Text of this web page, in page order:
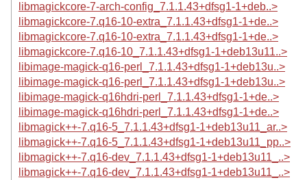
libmagickcore-7-arch-config_7.1.1.43+dfsg1-1+deb..>
libmagickcore-7.q16-10-extra_7.1.1.43+dfsg1-1+de..>
libmagickcore-7.q16-10-extra_7.1.1.43+dfsg1-1+de..>
libmagickcore-7.q16-10_7.1.1.43+dfsg1-1+deb13u11..>
libimage-magick-q16-perl_7.1.1.43+dfsg1-1+deb13u..>
libimage-magick-q16-perl_7.1.1.43+dfsg1-1+deb13u..>
libimage-magick-q16hdri-perl_7.1.1.43+dfsg1-1+de..>
libimage-magick-q16hdri-perl_7.1.1.43+dfsg1-1+de..>
libmagick++-7.q16-5_7.1.1.43+dfsg1-1+deb13u11_ar..>
libmagick++-7.q16-5_7.1.1.43+dfsg1-1+deb13u11_pp..>
libmagick++-7.q16-dev_7.1.1.43+dfsg1-1+deb13u11_..>
libmagick++-7.q16-dev_7.1.1.43+dfsg1-1+deb13u11_..>